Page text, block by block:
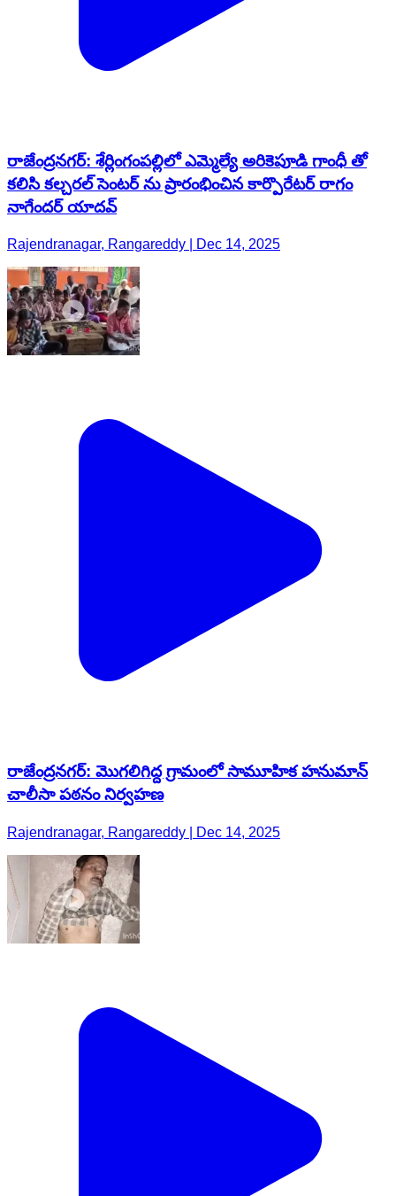
రాజేంద్రనగర్: శేర్లింగంపల్లిలో ఎమ్మెల్యే అరికెపూడి గాంధీ తో
కలిసి కల్చరల్ సెంటర్ ను ప్రారంభించిన కార్పొరేటర్ రాగం
నాగేందర్ యాదవ్
Rajendranagar, Rangareddy | Dec 14, 2025
రాజేంద్రనగర్: మొగలిగిద్ద గ్రామంలో సామూహిక హనుమాన్
చాలీసా పఠనం నిర్వహణ
Rajendranagar, Rangareddy | Dec 14, 2025